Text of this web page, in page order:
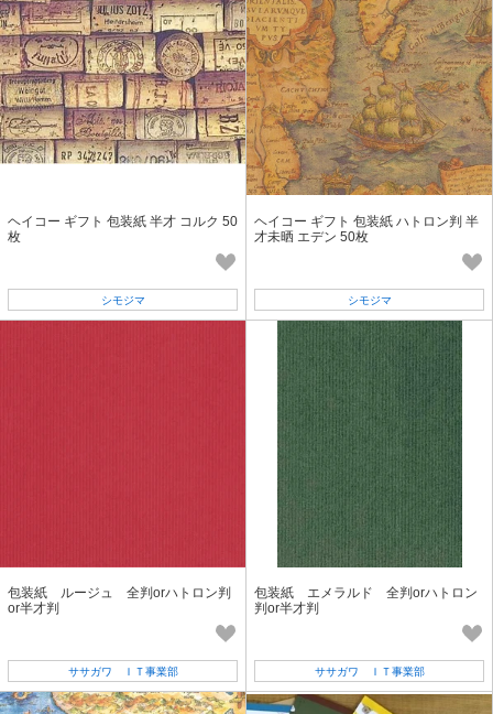
ヘイコー ギフト 包装紙 半才 コルク 50
枚
シモジマ
ヘイコー ギフト 包装紙 ハトロン判 半
才未晒 エデン 50枚
シモジマ
包装紙 ルージュ 全判orハトロン判
or半才判
ササガワ ＩＴ事業部
包装紙 エメラルド 全判orハトロン
判or半才判
ササガワ ＩＴ事業部